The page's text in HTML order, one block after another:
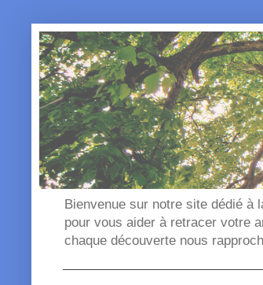
Bienvenue sur notre site dédié
pour vous aider à retracer votre
chaque découverte nous